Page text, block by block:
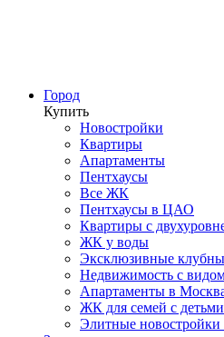
Город
Купить
Новостройки
Квартиры
Апартаменты
Пентхаусы
Все ЖК
Пентхаусы в ЦАО
Квартиры с
ЖК у воды
Эксклюзивные
Недвижимость с
Апартаменты в
ЖК для семей с детьми
Элитные